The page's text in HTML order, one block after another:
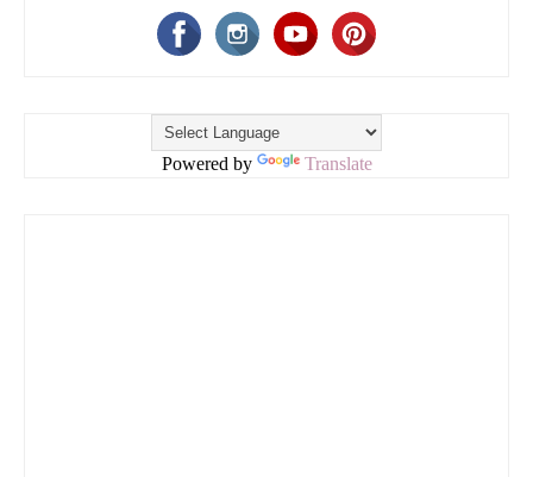
Powered by Translate